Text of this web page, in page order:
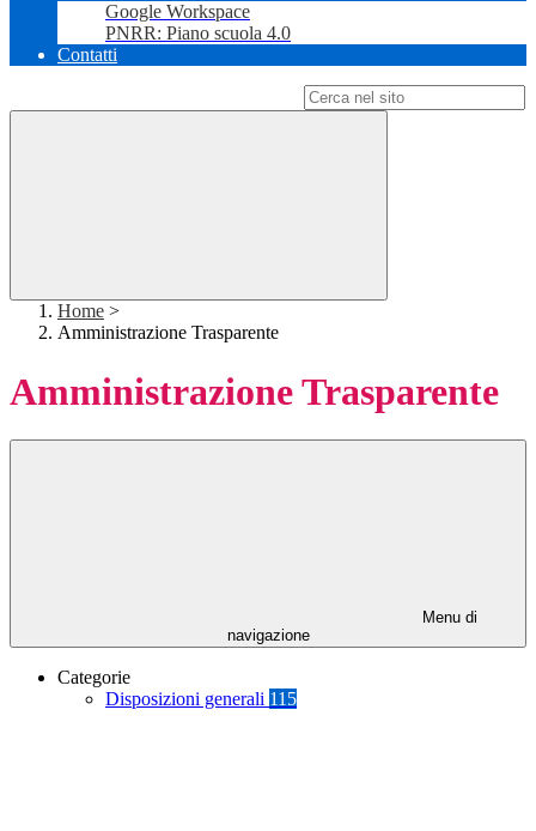
Google Workspace
PNRR: Piano scuola 4.0
Contatti
Home >
Amministrazione Trasparente
Amministrazione Trasparente
Menu di
navigazione
Categorie
Disposizioni generali 115